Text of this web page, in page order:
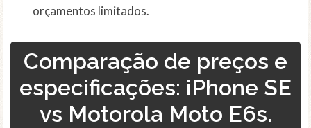
orçamentos limitados.
Comparação de preços e
especificações: iPhone SE
vs Motorola Moto E6s.